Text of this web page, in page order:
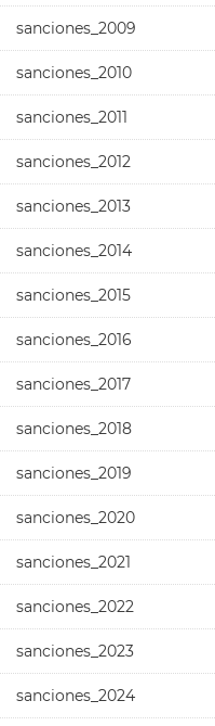
sanciones_2009
sanciones_2010
sanciones_2011
sanciones_2012
sanciones_2013
sanciones_2014
sanciones_2015
sanciones_2016
sanciones_2017
sanciones_2018
sanciones_2019
sanciones_2020
sanciones_2021
sanciones_2022
sanciones_2023
sanciones_2024